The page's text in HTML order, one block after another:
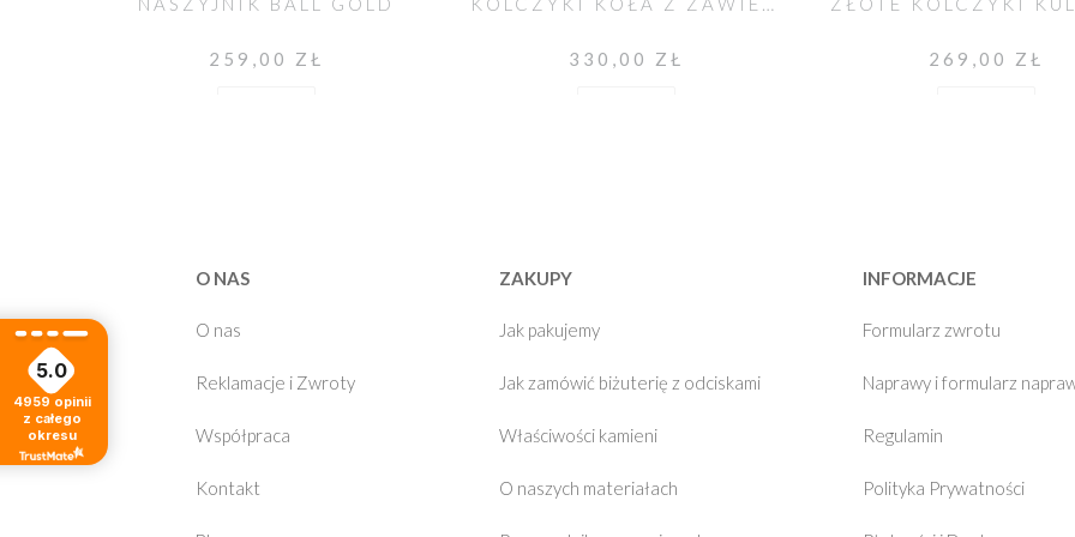
259,00 ZŁ 330,00 ZŁ 269,00 ZŁ
O NAS
O nas
Reklamacje i Zwroty
Współpraca
Kontakt
ZAKUPY
Jak pakujemy
Jak zamówić biżuterię z odciskami
Właściwości kamieni
O naszych materiałach
INFORMACJE
Formularz zwrotu
Naprawy i formularz
Regulamin
Polityka Prywatności
5.0
4959 opinii
z całego
okresu